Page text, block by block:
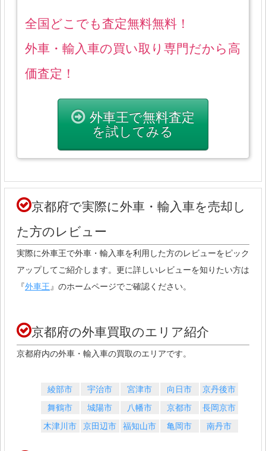
全国どこでも査定無料無料！
外車・輸入車の買い取り専門だから高
価査定！
外車王で無料査定
を試してみる
京都府で実際に外車・輸入車を売却し
た方のレビュー
実際に外車王で外車・輸入車を利用した方のレビューをピック
アップしてご紹介します。更に詳しいレビューを知りたい方は
『外車王 』のホームページでご確認ください。
京都府の外車買取のエリア紹介
京都府内の外車・輸入車の買取のエリアです。
綾部市 宇治市 宮津市 向日市
京丹後市
舞鶴市
城陽市 八幡市 京都市
長岡京市
木津川市
京田辺市 福知山市 亀岡市 南丹市